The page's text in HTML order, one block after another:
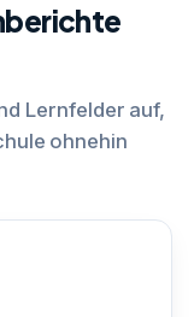
Lernfelder auf,
ohnehin